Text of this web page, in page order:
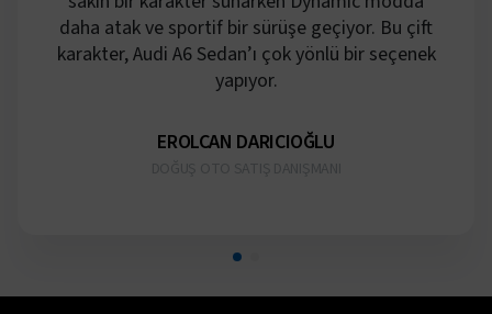
daha atak ve sportif bir sürüşe geçiyor. Bu çift
karakter, Audi A6 Sedan’ı çok yönlü bir seçenek
yapıyor.
EROLCAN DARICIOĞLU